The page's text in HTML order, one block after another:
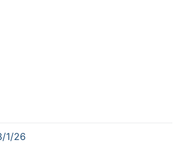
1/26